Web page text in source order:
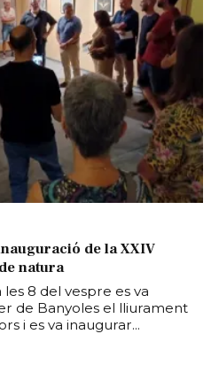
de la XXIV
natura
les 8 del vespre es va
de Banyoles el lliurament
i es va inaugurar...